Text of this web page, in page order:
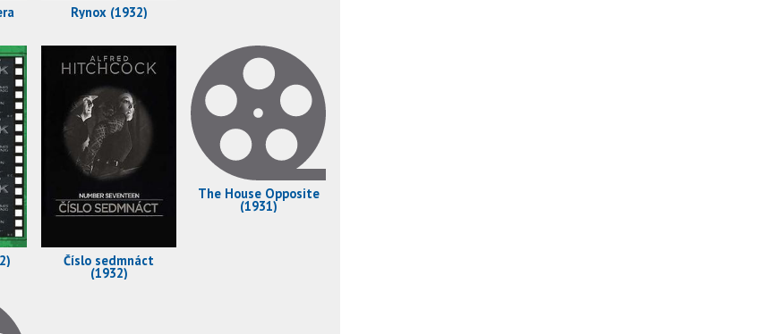
Rynox (1932)
Číslo sedmnáct
(1932)
The House Opposite
(1931)